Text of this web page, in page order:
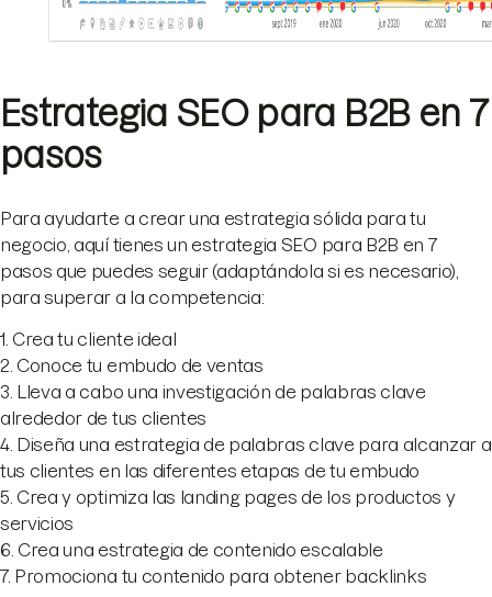
Estrategia SEO para B2B en 7
pasos
Para ayudarte a crear una estrategia sólida para tu
negocio, aquí tienes un estrategia SEO para B2B en 7
pasos que puedes seguir (adaptándola si es necesario),
para superar a la competencia:
1. Crea tu cliente ideal
2. Conoce tu embudo de ventas
3. Lleva a cabo una investigación de palabras clave
alrededor de tus clientes
4. Diseña una estrategia de palabras clave para alcanzar a
tus clientes en las diferentes etapas de tu embudo
5. Crea y optimiza las landing pages de los productos y
servicios
6. Crea una estrategia de contenido escalable
7. Promociona tu contenido para obtener backlinks